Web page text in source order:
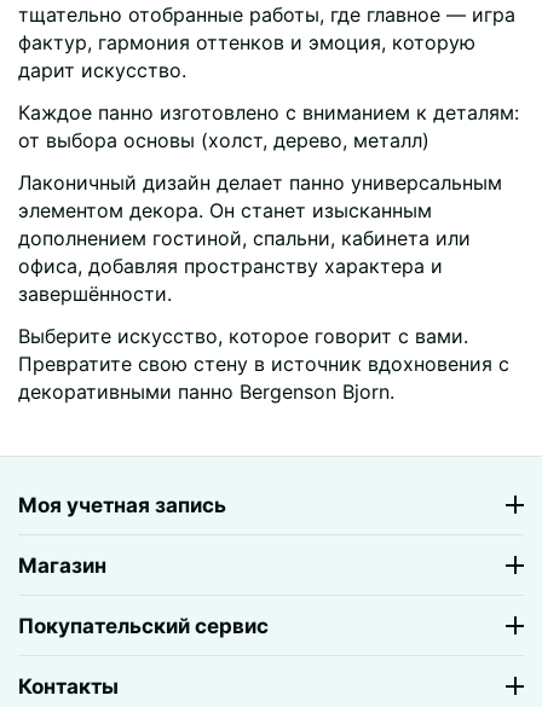
тщательно отобранные работы, где главное — игра
фактур, гармония оттенков и эмоция, которую
дарит искусство.
Каждое панно изготовлено с вниманием к деталям:
от выбора основы (холст, дерево, металл)
Лаконичный дизайн делает панно универсальным
элементом декора. Он станет изысканным
дополнением гостиной, спальни, кабинета или
офиса, добавляя пространству характера и
завершённости.
Выберите искусство, которое говорит с вами.
Превратите свою стену в источник вдохновения с
декоративными панно Bergenson Bjorn.
Моя учетная запись
Магазин
Покупательский сервис
Контакты